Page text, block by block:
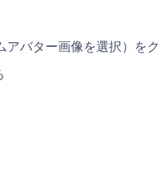
バター画像を選択）を